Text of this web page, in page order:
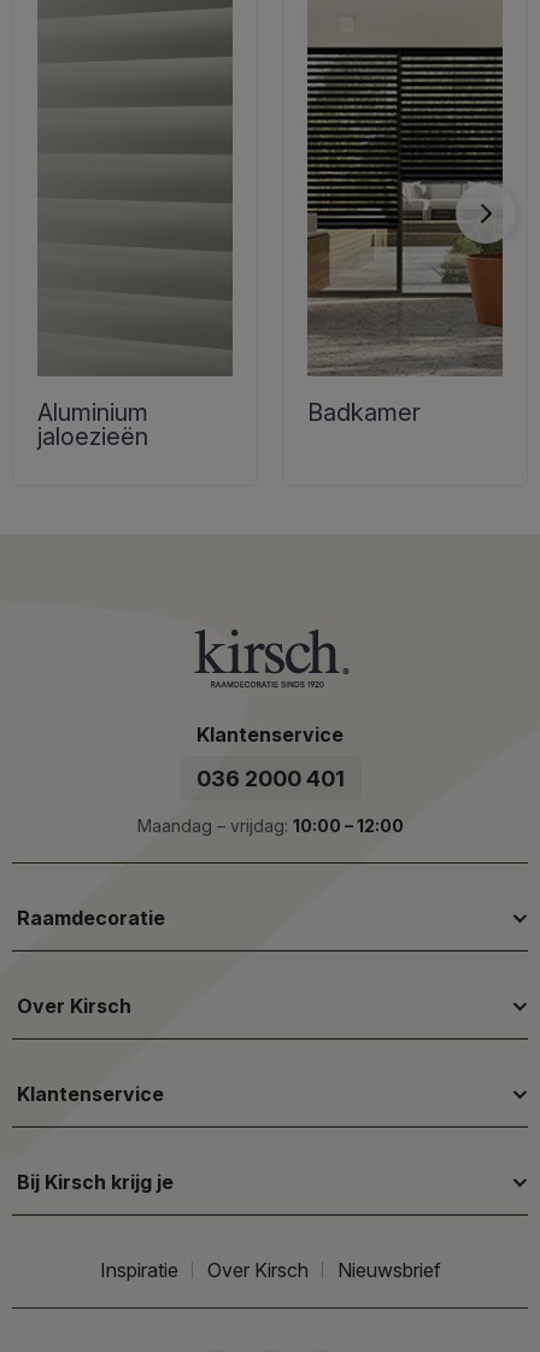
Aluminium
jaloezieën
Badkamer
Klantenservice
036 2000 401
Maandag – vrijdag: 10:00 – 12:00
Raamdecoratie
Over Kirsch
Klantenservice
Bij Kirsch krijg je
Inspiratie Over Kirsch Nieuwsbrief